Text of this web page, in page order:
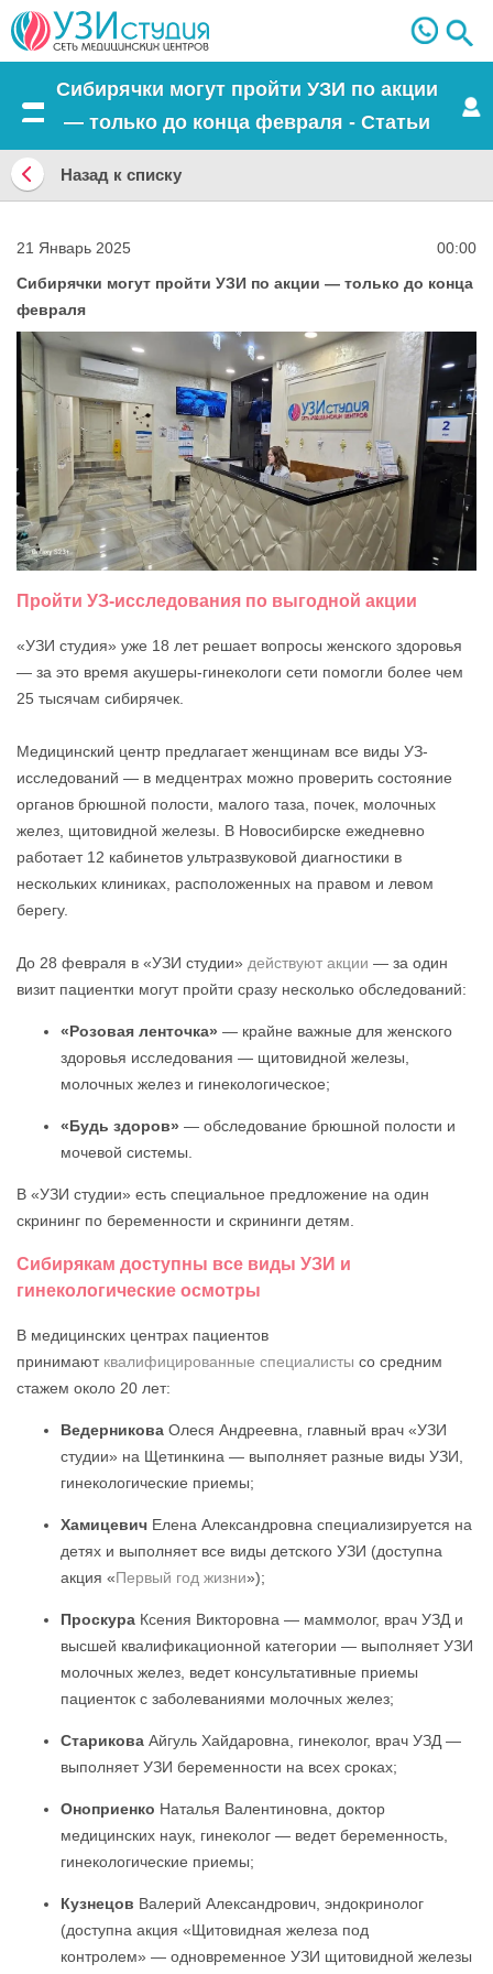
Сибирячки могут пройти УЗИ по акции
— только до конца февраля - Статьи
Назад
к
списку
Назад к списку
21 Январь 2025
00:00
Сибирячки могут пройти УЗИ по акции — только до конца
февраля
Пройти УЗ-исследования по выгодной акции
«УЗИ студия» уже 18 лет решает вопросы женского здоровья
— за это время акушеры-гинекологи сети помогли более чем
25 тысячам сибирячек.
Медицинский центр предлагает женщинам все виды УЗ-
исследований — в медцентрах можно проверить состояние
органов брюшной полости, малого таза, почек, молочных
желез, щитовидной железы. В Новосибирске ежедневно
работает 12 кабинетов ультразвуковой диагностики в
нескольких клиниках, расположенных на правом и левом
берегу.
До 28 февраля в «УЗИ студии» действуют акции — за один
визит пациентки могут пройти сразу несколько обследований:
«Розовая ленточка» — крайне важные для женского
здоровья исследования — щитовидной железы,
молочных желез и гинекологическое;
«Будь здоров» — обследование брюшной полости и
мочевой системы.
В «УЗИ студии» есть специальное предложение на один
скрининг по беременности и скрининги детям.
Сибирякам доступны все виды УЗИ и
гинекологические осмотры
В медицинских центрах пациентов
принимают квалифицированные специалисты со средним
стажем около 20 лет:
Ведерникова Олеся Андреевна, главный врач «УЗИ
студии» на Щетинкина — выполняет разные виды УЗИ,
гинекологические приемы;
Хамицевич Елена Александровна специализируется на
детях и выполняет все виды детского УЗИ (доступна
акция «Первый год жизни»);
Проскура Ксения Викторовна — маммолог, врач УЗД и
высшей квалификационной категории — выполняет УЗИ
молочных желез, ведет консультативные приемы
пациенток с заболеваниями молочных желез;
Старикова Айгуль Хайдаровна, гинеколог, врач УЗД —
выполняет УЗИ беременности на всех сроках;
Оноприенко Наталья Валентиновна, доктор
медицинских наук, гинеколог — ведет беременность,
гинекологические приемы;
Кузнецов Валерий Александрович, эндокринолог
(доступна акция «Щитовидная железа под
контролем» — одновременное УЗИ щитовидной железы